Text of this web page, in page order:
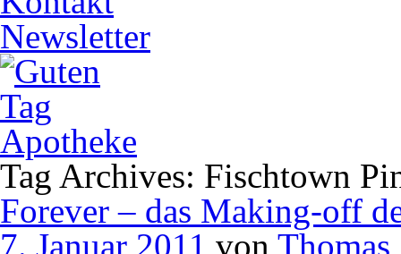
Newsletter
Tag Archives: Fischtown
Forever – das Making-off
7. Januar 2011 von Thomas